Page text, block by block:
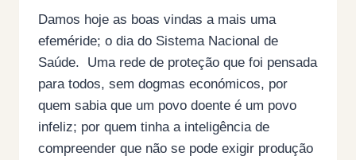
Damos hoje as boas vindas a mais uma
efeméride; o dia do Sistema Nacional de
Saúde. Uma rede de proteção que foi pensada
para todos, sem dogmas económicos, por
quem sabia que um povo doente é um povo
infeliz; por quem tinha a inteligência de
compreender que não se pode exigir produção